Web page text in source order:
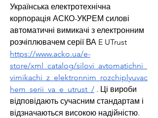
Українська електротехнічна
корпорація АСКО-УКРЕМ силові
автоматичні вимикачі з електронним
https://www.acko.ua/e-
store/xml_catalog/silovi_avtomatichni_
vimikachi_z_elektronnim_rozchiplyuvac
hem_serii_va_e_utrust_/ . Ці вироби
відповідають сучасним стандартам і
відзначаються високою надійністю.